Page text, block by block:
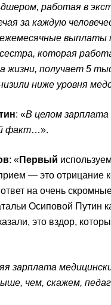
работая в
за каждую
выплаты
которая
жизни, получает 5
ниже уровня
: «В целом
факт…».
: «Первый
— это отрицание
на очень
Осиповой Путин
это вздор,
зарплата
чем, скажем,